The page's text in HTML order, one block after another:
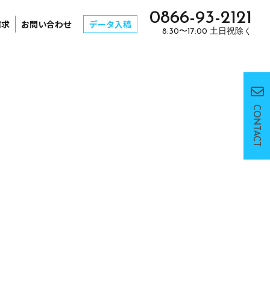
お問い合わせ データ入稿 0866-93-2121
8:30〜17:00 土日祝除く
CONTACT